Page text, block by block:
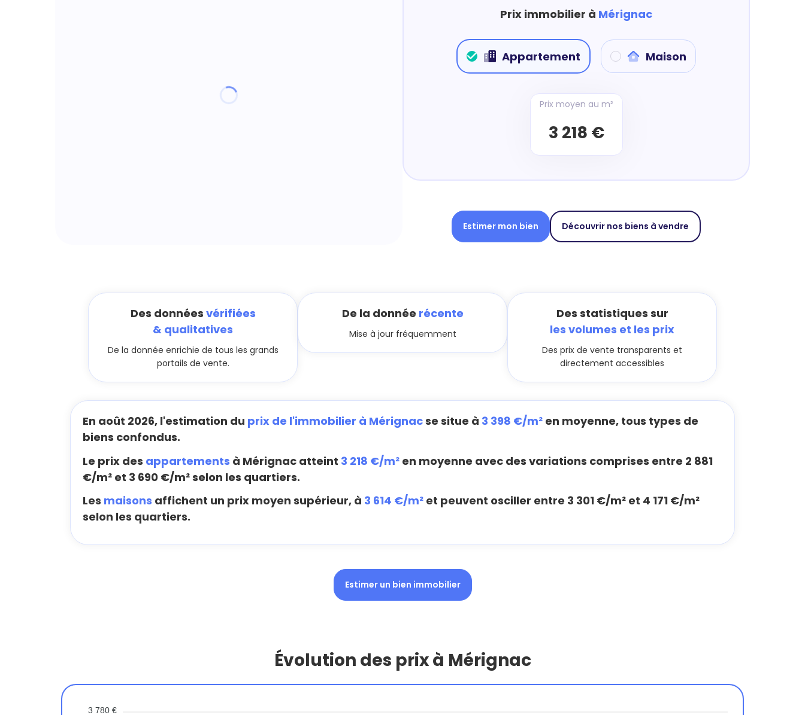
Prix immobilier à Mérignac
Appartement Maison
Prix moyen au m²
3 218 €
Estimer mon bien Découvrir nos biens à vendre
Des données vérifiées
& qualitatives
De la donnée enrichie de tous les grands
portails de vente.
De la donnée récente
Mise à jour fréquemment
Des statistiques sur
les volumes et les prix
Des prix de vente transparents et
directement accessibles
En août 2026, l'estimation du prix de l'immobilier à Mérignacse situe à 3 398 €/m² en moyenne, tous types de
biens confondus.
Le prix des appartements à Mérignac atteint 3 218 €/m² en moyenne avec des variations comprises entre 2 881
€/m² et 3 690 €/m² selon les quartiers.
Les maisons affichent un prix moyen supérieur, à 3 614 €/m² et peuvent osciller entre 3 301 €/m² et 4 171 €/m²
selon les quartiers.
Estimer un bien immobilier
Évolution des prix à Mérignac
3 780 €